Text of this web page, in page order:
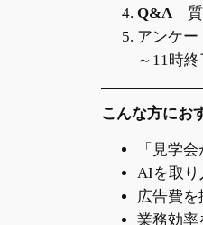
Q&A–
アンケ
～11時
こんな方にお
「見学
AIを取り
広告費
業務効率